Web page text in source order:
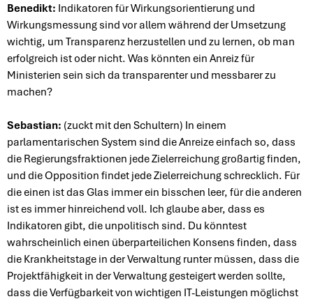
Benedikt: Indikatoren für Wirkungsorientierung und
Wirkungsmessung sind vor allem während der Umsetzung
wichtig, um Transparenz herzustellen und zu lernen, ob man
erfolgreich ist oder nicht. Was könnten ein Anreiz für
Ministerien sein sich da transparenter und messbarer zu
machen?
Sebastian: (zuckt mit den Schultern) In einem
parlamentarischen System sind die Anreize einfach so, dass
die Regierungsfraktionen jede Zielerreichung großartig finden,
und die Opposition findet jede Zielerreichung schrecklich. Für
die einen ist das Glas immer ein bisschen leer, für die anderen
ist es immer hinreichend voll. Ich glaube aber, dass es
Indikatoren gibt, die unpolitisch sind. Du könntest
wahrscheinlich einen überparteilichen Konsens finden, dass
die Krankheitstage in der Verwaltung runter müssen, dass die
Projektfähigkeit in der Verwaltung gesteigert werden sollte,
dass die Verfügbarkeit von wichtigen IT-Leistungen möglichst